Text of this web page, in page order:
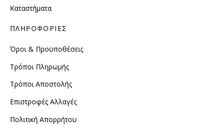
Καταστήματα
ΠΛΗΡΟΦΟΡΙΕΣ
Όροι & Προϋποθέσεις
Τρόποι Πληρωμής
Τρόποι Αποστολής
Επιστροφές Αλλαγές
Πολιτική Απορρήτου